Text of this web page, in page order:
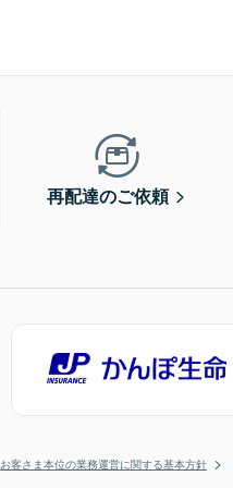
再配達のご依頼
お客さま本位の業務運営に関する基本方針